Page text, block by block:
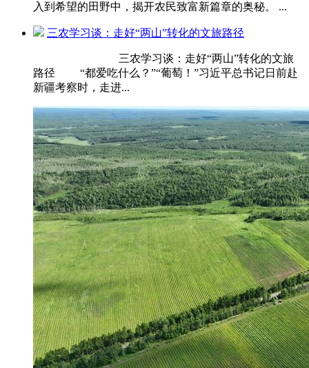
入到希望的田野中，揭开农民致富新篇章的奥秘。 ...
三农学习谈：走好“两山”转化的文旅路径
三农学习谈：走好“两山”转化的文旅
路径 “都爱吃什么？”“葡萄！”习近平总书记日前赴
新疆考察时，走进...